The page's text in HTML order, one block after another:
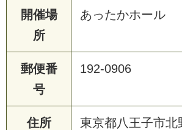
開催場
所
あったかホール
郵便番
号
192-0906
住所 東京都八王子市北